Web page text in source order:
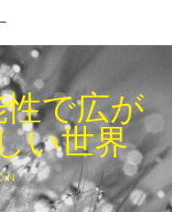
で広が
い世界